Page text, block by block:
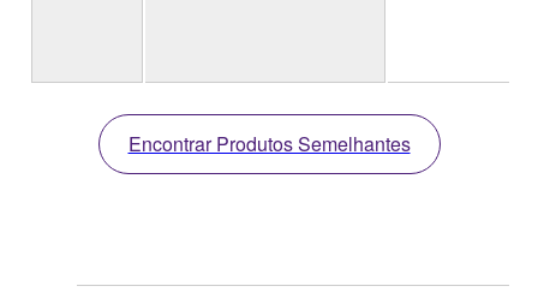
Encontrar Produtos Semelhantes